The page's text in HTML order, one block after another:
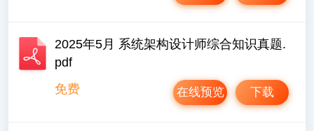
2025年5月 系统架构设计师综合知识真题.
pdf
免费
下载
在线预览